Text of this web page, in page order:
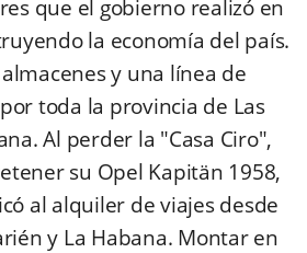
que el gobierno realizó en
la economía del país.
y una línea de
toda la provincia de Las
Al perder la "Casa Ciro",
su Opel Kapitän 1958,
al alquiler de viajes desde
y La Habana. Montar en